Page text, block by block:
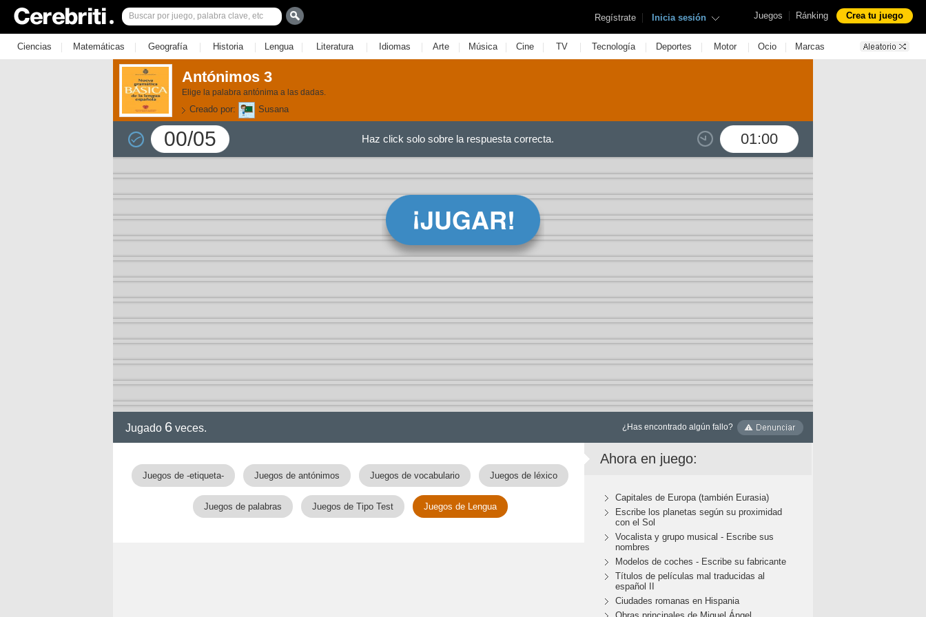
Juegos | Ránking Crea tu juego
Regístrate | Inicia sesión
Ciencias | Matemáticas | Geografía | Historia | Lengua | Literatura | Idiomas | Arte | Música | Cine | TV | Tecnología | Deportes | Motor | Ocio | Marcas
Antónimos 3
Elige la palabra antónima a las dadas.
Creado por: Susana
00/05 01:00
Haz click solo sobre la respuesta correcta.
Jugado 6 veces. ¿Has encontrado algún fallo?
Juegos de -etiqueta- Juegos de antónimos Juegos de vocabulario Juegos de léxico
Juegos de palabras Juegos de Tipo Test Juegos de Lengua
Ahora en juego:
Capitales de Europa (también Eurasia)
Escribe los planetas según su proximidad
con el Sol
Vocalista y grupo musical - Escribe sus
nombres
Modelos de coches - Escribe su fabricante
Títulos de películas mal traducidas al
español II
Ciudades romanas en Hispania